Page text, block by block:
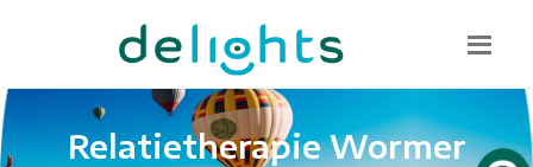
085 130 1482
info@delights.nu
Relatietherapie Wormer